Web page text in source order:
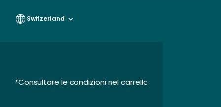
Switzerland
*Consultare le condizioni nel carrello